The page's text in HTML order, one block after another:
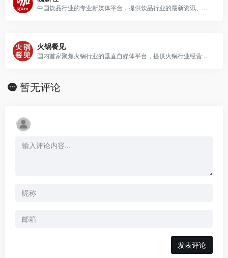
中国饮品行业的专业新媒体平台，提供饮品行业的最新资讯、市场分析、品牌动态以及行业趋势等内容，为饮品企业和从业者提供行业信息和深度洞察.
火锅餐见
国内首家聚焦火锅行业的垂直自媒体平台，提供火锅行业经营案例、行业趋势、资讯动态、火锅食材、人物专访等内容，同时通过商学院提供线下沙龙、深度课堂、线上微课等交流和学习机会.
暂无评论
发表评论